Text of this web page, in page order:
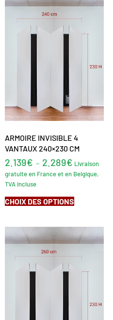
ARMOIRE INVISIBLE 4
VANTAUX 240×230 CM
2.139€ – 2.289€ Livraison
gratuite en France et en Belgique,
TVA incluse
CHOIX DES OPTIONS